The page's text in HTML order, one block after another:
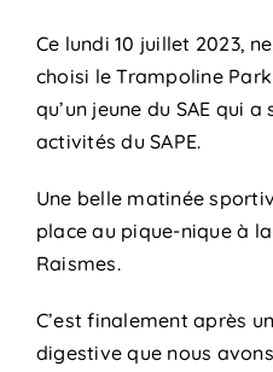
Ce lundi 10 juillet 2023,
choisi le Trampoline
qu’un jeune du SAE qui
activités du SAPE.
Une belle matinée
place au pique-nique à
Raismes.
C’est finalement après
digestive que nous